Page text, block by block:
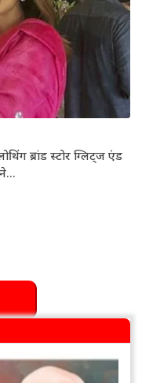
ब्रांड स्टोर ग्लिट्ज एंड